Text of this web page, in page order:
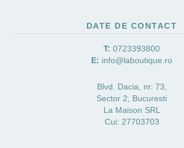
DATE DE CONTACT
T: 0723393800
E: info@laboutique.ro
Blvd. Dacia, nr. 73,
Sector 2, Bucuresti
La Maison SRL
Cui: 27703703